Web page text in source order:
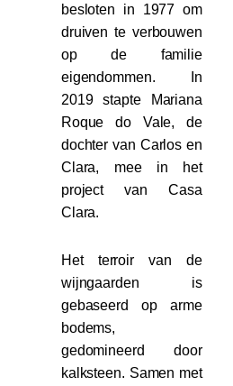
besloten in 1977 om
druiven te verbouwen
op de familie
eigendommen. In
2019 stapte Mariana
Roque do Vale, de
dochter van Carlos en
Clara, mee in het
project van Casa
Clara.
Het terroir van de
wijngaarden is
gebaseerd op arme
bodems,
gedomineerd door
kalksteen. Samen met